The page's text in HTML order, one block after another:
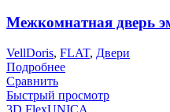
Межкомнатная дверь
VellDoris, FLAT, Двери
Подробнее
Сравнить
Быстрый просмотр